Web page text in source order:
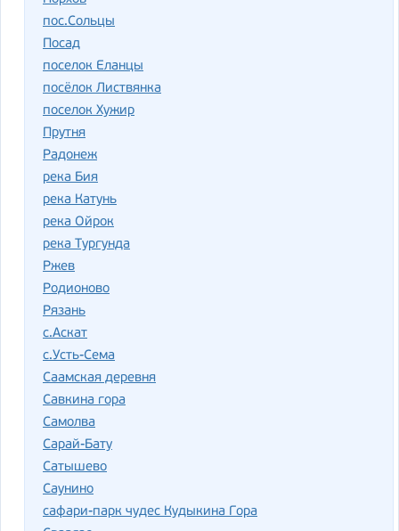
пос.Сольцы
Посад
поселок Еланцы
посёлок Листвянка
поселок Хужир
Прутня
Радонеж
река Бия
река Катунь
река Ойрок
река Тургунда
Ржев
Родионово
Рязань
с.Аскат
с.Усть-Сема
Саамская деревня
Савкина гора
Самолва
Сарай-Бату
Сатышево
Саунино
сафари-парк чудес Кудыкина Гора